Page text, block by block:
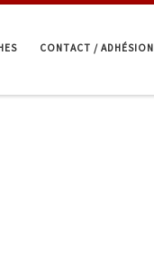
CONTACT / ADHÉSION